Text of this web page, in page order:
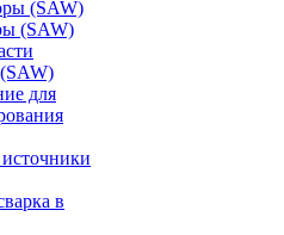
(SAW)
(SAW)
для
в